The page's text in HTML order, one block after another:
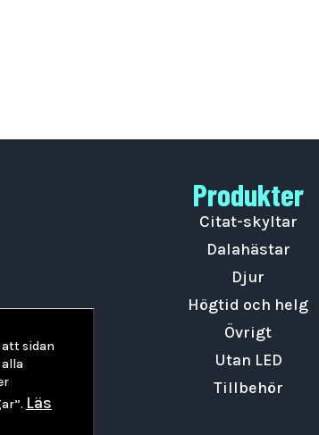
Produkter
Citat-skyltar
Dalahästar
Djur
Högtid och helg
Övrigt
Utan LED
Tillbehör
att sidan
Läs